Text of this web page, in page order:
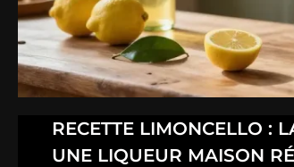
RECETTE LIMONCELLO :
UNE LIQUEUR MAISON